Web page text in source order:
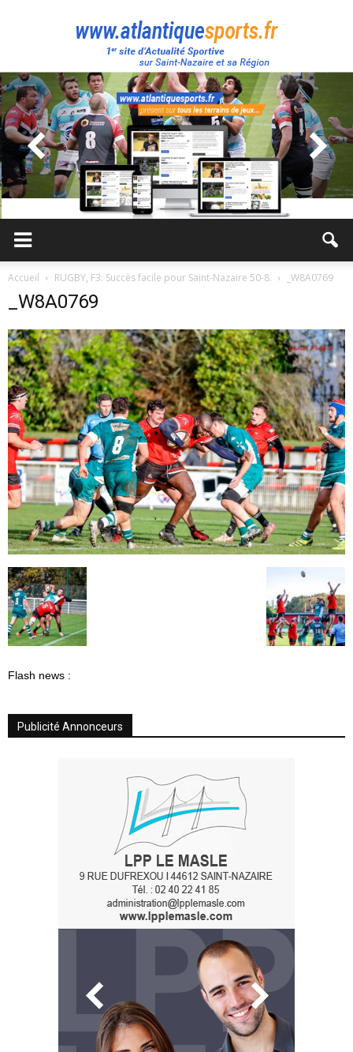
Atlantique
Sport
Accueil RUGBY, F3: Succès facile pour Saint-Nazaire 50-8. _W8A0769
_W8A0769
Flash news :
Publicité Annonceurs